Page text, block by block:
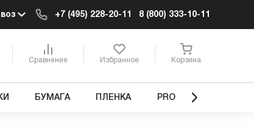
+7 (495) 228-20-11 8 (800) 333-10-11
Сравнение Избранное Корзина
БУМАГА ПЛЕНКА PRO